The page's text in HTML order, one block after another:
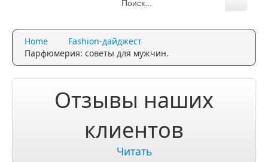
Качество и гарантии
Акции и скидки
Доставка и оплата
Доставка и оплата по Москве
Home
Fashion-дайджест
Парфюмерия: советы для мужчин.
Отзывы наших
клиентов
Читать